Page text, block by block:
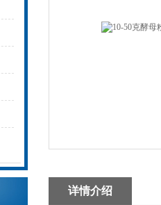
详情介绍